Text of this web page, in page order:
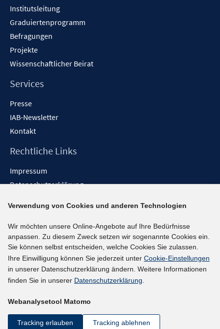
Institutsleitung
Graduiertenprogramm
Befragungen
Projekte
Wissenschaftlicher Beirat
Services
Presse
IAB-Newsletter
Kontakt
Rechtliche Links
Impressum
Datenschutzerklärung
Barrieren melden
Social-Media-Kanäle
BlueSky
YouTube
LinkedIn
kununu
Netiquette
Verwendung von Cookies und anderen Technologien
Wir möchten unsere Online-Angebote auf Ihre Bedürfnisse
anpassen. Zu diesem Zweck setzen wir sogenannte Cookies ein.
Sie können selbst entscheiden, welche Cookies Sie zulassen.
Ihre Einwilligung können Sie jederzeit unter Cookie-Einstellungen
in unserer Datenschutzerklärung ändern. Weitere Informationen
finden Sie in unserer Datenschutzerklärung.
Webanalysetool Matomo
Tracking erlauben Tracking ablehnen